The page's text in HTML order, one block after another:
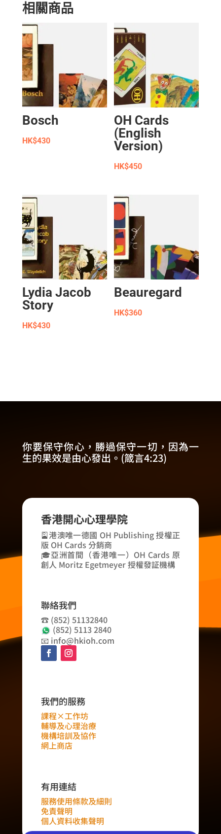
相關商品
Bosch
HK$430
OH Cards
(English
Version)
HK$450
Lydia Jacob
Story
HK$430
Beauregard
HK$360
你要保守你心，勝過保守一切，因為一
生的果效是由心發出。(箴言4:23)
香港開心心理學院
🎴港澳唯一德國 OH Publishing 授權正
版 OH Cards 分銷商
🎓亞洲首間（香港唯一）OH Cards 原
創人 Moritz Egetmeyer 授權發証機構
聯絡我們
☎️ (852) 51132840
(852) 5113 2840
📧 info@hkioh.com
我們的服務
課程×工作坊
輔導及心理治療
機構培訓及協作
網上商店
有用連結
服務使用條款及細則
免責聲明
個人資料收集聲明